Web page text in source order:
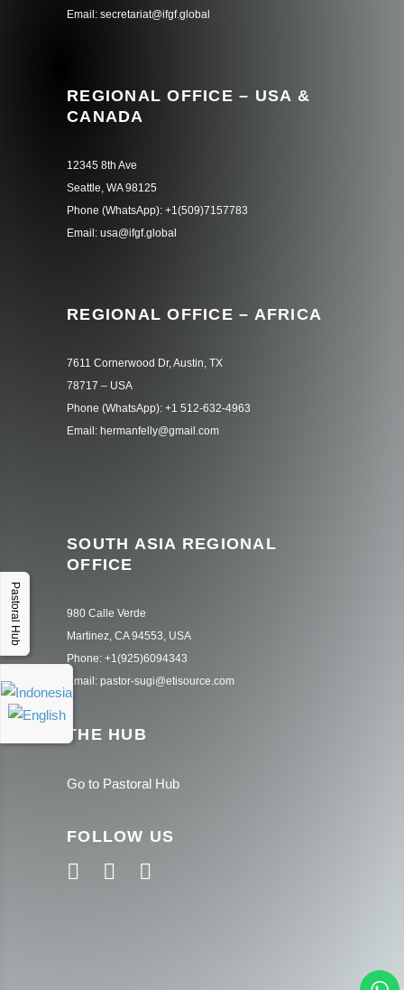
Pastoral Hub
Email: secretariat@ifgf.global
REGIONAL OFFICE – USA &
CANADA
12345 8th Ave
Seattle, WA 98125
Phone (WhatsApp): +1(509)7157783
Email: usa@ifgf.global
REGIONAL OFFICE – AFRICA
7611 Cornerwood Dr, Austin, TX
78717 – USA
Phone (WhatsApp): +1 512-632-4963
Email: hermanfelly@gmail.com
SOUTH ASIA REGIONAL
OFFICE
980 Calle Verde
Martinez, CA 94553, USA
Phone: +1(925)6094343
Email: pastor-sugi@etisource.com
THE HUB
Go to Pastoral Hub
FOLLOW US